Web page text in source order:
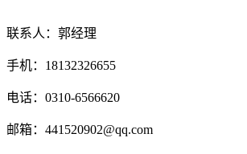
联系人：郭经理
手机：18132326655
电话：0310-6566620
邮箱：441520902@qq.com